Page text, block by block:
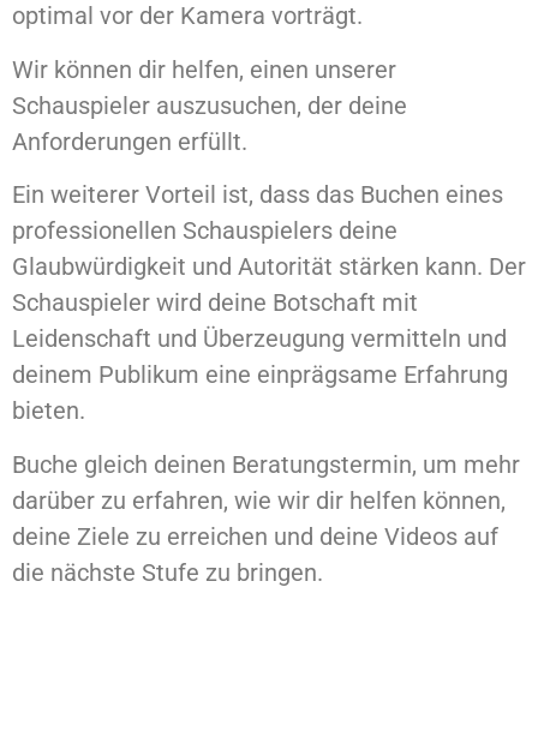
optimal vor der Kamera vorträgt.
Wir können dir helfen, einen unserer
Schauspieler auszusuchen, der deine
Anforderungen erfüllt.
Ein weiterer Vorteil ist, dass das Buchen eines
professionellen Schauspielers deine
Glaubwürdigkeit und Autorität stärken kann. Der
Schauspieler wird deine Botschaft mit
Leidenschaft und Überzeugung vermitteln und
deinem Publikum eine einprägsame Erfahrung
bieten.
Buche gleich deinen Beratungstermin, um mehr
darüber zu erfahren, wie wir dir helfen können,
deine Ziele zu erreichen und deine Videos auf
die nächste Stufe zu bringen.